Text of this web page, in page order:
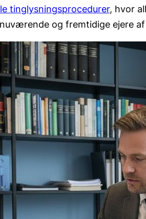
tinglysningsprocedurer, hvor
og fremtidige ejere af